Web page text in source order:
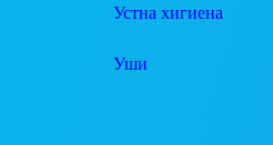
Устна хигиена
Уши